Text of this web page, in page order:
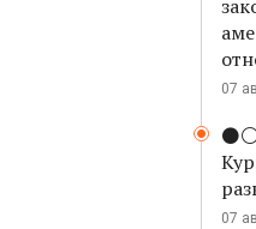
07
07